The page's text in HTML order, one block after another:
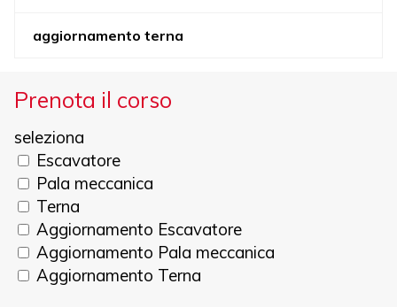
aggiornamento terna
Prenota il corso
seleziona
Escavatore
Pala meccanica
Terna
Aggiornamento Escavatore
Aggiornamento Pala meccanica
Aggiornamento Terna